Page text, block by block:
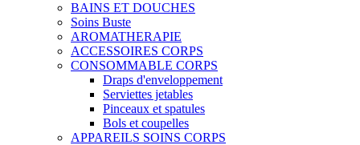
BAINS ET DOUCHES
Soins Buste
AROMATHERAPIE
ACCESSOIRES CORPS
CONSOMMABLE CORPS
Draps d'enveloppement
Serviettes jetables
Pinceaux et spatules
Bols et coupelles
APPAREILS SOINS CORPS